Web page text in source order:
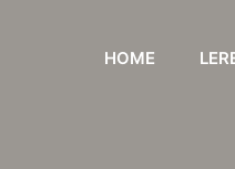
HOME